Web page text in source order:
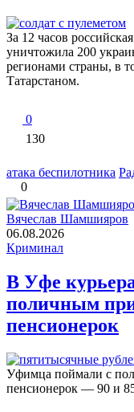
За 12 часов
уничтожила 200
регионами страны, в
Татарстаном.
0
130
атака беспилотника
0
Вячеслав Шамшияров
06.08.2026
Криминал
В Уфе
поличным
пенсионерок
Уфимца поймали с
пенсионерок — 90 и 85